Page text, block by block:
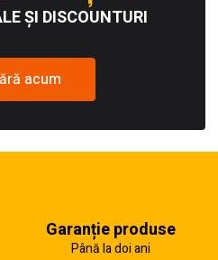
ȘI DISCOUNTURI
acum
Garanție produse
Până la doi ani